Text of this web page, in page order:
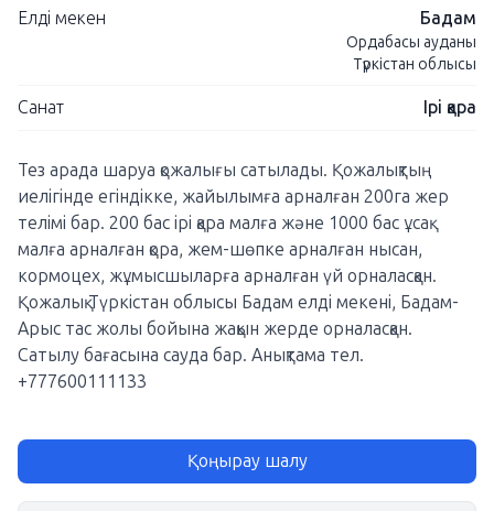
Елді мекен Бадам
Ордабасы ауданы
Түркістан облысы
Санат Ірі қара
Тез арада шаруа қожалығы сатылады. Қожалықтың
иелігінде егіндікке, жайылымға арналған 200га жер
телімі бар. 200 бас ірі қара малға және 1000 бас ұсақ
малға арналған қора, жем-шөпке арналған нысан,
кормоцех, жұмысшыларға арналған үй орналасқан.
Қожалық Түркістан облысы Бадам елді мекені, Бадам-
Арыс тас жолы бойына жақын жерде орналасқан.
Сатылу бағасына сауда бар. Анықтама тел.
+777600111133
Қоңырау шалу